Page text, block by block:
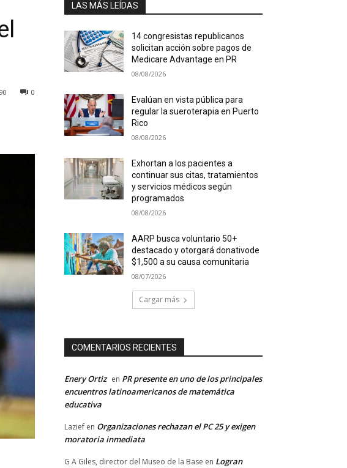
0
LAS MÁS LEÍDAS
14 congresistas republicanos
solicitan acción sobre pagos de
Medicare Advantage en PR
08/08/2026
Evalúan en vista pública para
regular la sueroterapia en Puerto
Rico
08/08/2026
Exhortan a los pacientes a
continuar sus citas, tratamientos
y servicios médicos según
programados
08/08/2026
AARP busca voluntario 50+
destacado y otorgará donativode
$1,500 a su causa comunitaria
08/07/2026
Cargar más
COMENTARIOS RECIENTES
Enery Ortiz en PR presente en uno de los principales
encuentros latinoamericanos de matemática
educativa
Lazief en Organizaciones rechazan el PC 25 y exigen
moratoria inmediata
G A Giles, director del Museo de la Base en Logran